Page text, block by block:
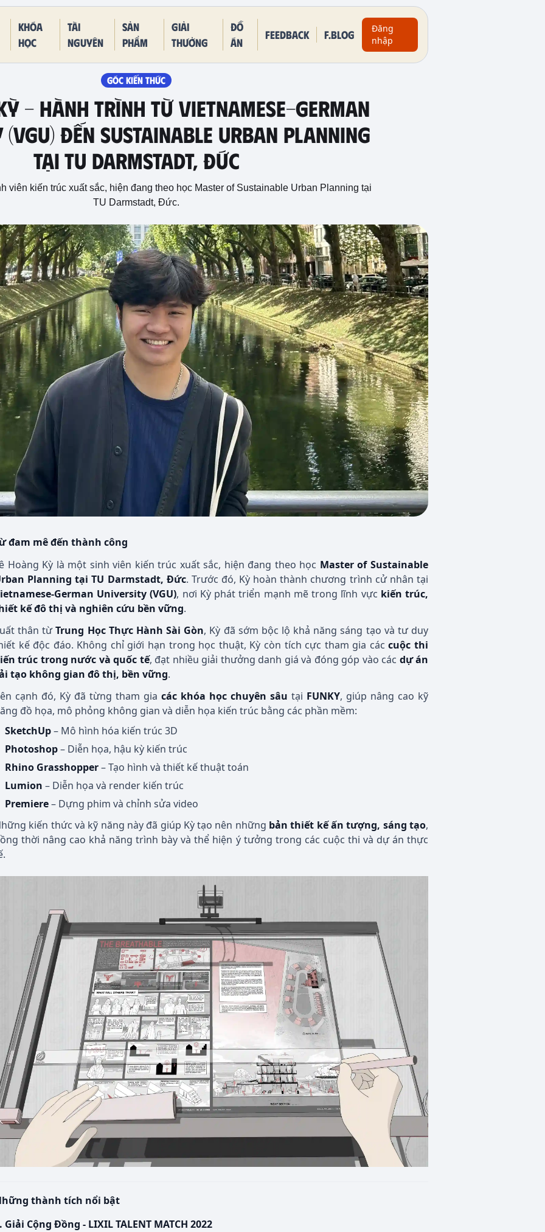
Khóa
học
Tài
nguyên
Sản
phẩm
Giải
thưởng
Đồ
án
Feedback F.BLOG
Đăng
nhập
GÓC KIẾN THỨC
KỲ - Hành trình từ Vietnamese-German
đến Sustainable Urban Planning
tại TU Darmstadt, Đức
viên kiến trúc xuất sắc, hiện đang theo học Master of Sustainable Urban Planning tại
TU Darmstadt, Đức.
đam mê đến thành công
Hoàng Kỳ là một sinh viên kiến trúc xuất sắc, hiện đang theo học Master of Sustainable
Planning tại TU Darmstadt, Đức. Trước đó, Kỳ hoàn thành chương trình cử nhân tại
German University (VGU), nơi Kỳ phát triển mạnh mẽ trong lĩnh vực kiến trúc,
kế đô thị và nghiên cứu bền vững.
thân từTrung Học Thực Hành Sài Gòn, Kỳ đã sớm bộc lộ khả năng sáng tạo và tư duy
kế độc đáo. Không chỉ giới hạn trong học thuật, Kỳ còn tích cực tham gia cáccuộc thi
trúc trong nước và quốc tế, đạt nhiều giải thưởng danh giá và đóng góp vào các dự án
tạo không gian đô thị, bền vững.
cạnh đó, Kỳ đã từng tham gia các khóa học chuyên sâu tại FUNKY, giúp nâng cao kỹ
đồ họa, mô phỏng không gian và diễn họa kiến trúc bằng các phần mềm:
SketchUp– Mô hình hóa kiến trúc 3D
Photoshop– Diễn họa, hậu kỳ kiến trúc
Rhino Grasshopper– Tạo hình và thiết kế thuật toán
Lumion – Diễn họa và render kiến trúc
Premiere– Dựng phim và chỉnh sửa video
kiến thức và kỹ năng này đã giúp Kỳ tạo nên những bản thiết kế ấn tượng, sáng tạo,
thời nâng cao khả năng trình bày và thể hiện ý tưởng trong các cuộc thi và dự án thực
thành tích nổi bật
Giải Cộng Đồng - LIXIL TALENT MATCH 2022